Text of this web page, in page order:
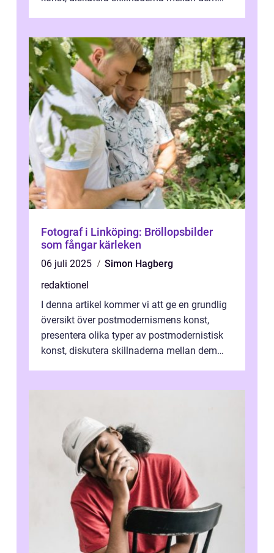
Fotograf i Linköping: Bröllopsbilder
som fångar kärleken
06 juli 2025
Simon Hagberg
redaktionel
I denna artikel kommer vi att ge en grundlig
översikt över postmodernismens konst,
presentera olika typer av postmodernistisk
konst, diskutera skillnaderna mellan dem